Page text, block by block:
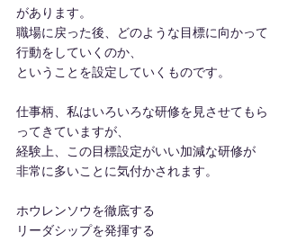
があります。
職場に戻った後、どのような目標に向かって
行動をしていくのか、
ということを設定していくものです。
仕事柄、私はいろいろな研修を見させてもら
ってきていますが、
経験上、この目標設定がいい加減な研修が
非常に多いことに気付かされます。
ホウレンソウを徹底する
リーダシップを発揮する